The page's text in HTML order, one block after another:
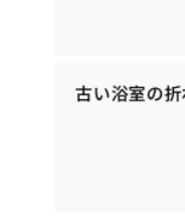
古い浴室の